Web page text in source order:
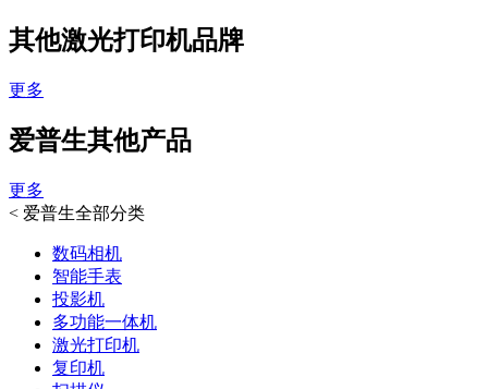
其他激光打印机品牌
更多
爱普生其他产品
更多
< 爱普生全部分类
数码相机
智能手表
投影机
多功能一体机
激光打印机
复印机